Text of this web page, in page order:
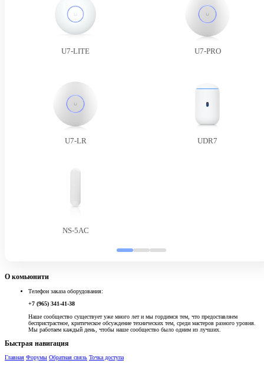
U7-LITE U7-PRO
U7-LR UDR7
NS-5AC
О комьюнити
Телефон заказа оборудования:
+7 (965) 341-41-38
Наше сообщество существует уже много лет и мы гордимся тем, что предоставляем
беспристрастное, критическое обсуждение технических тем, среди мастеров разного уровня.
Мы работаем каждый день, чтобы наше сообщество было одним из лучших.
Быстрая навигация
Главная Форумы Обратная связь Точка доступа